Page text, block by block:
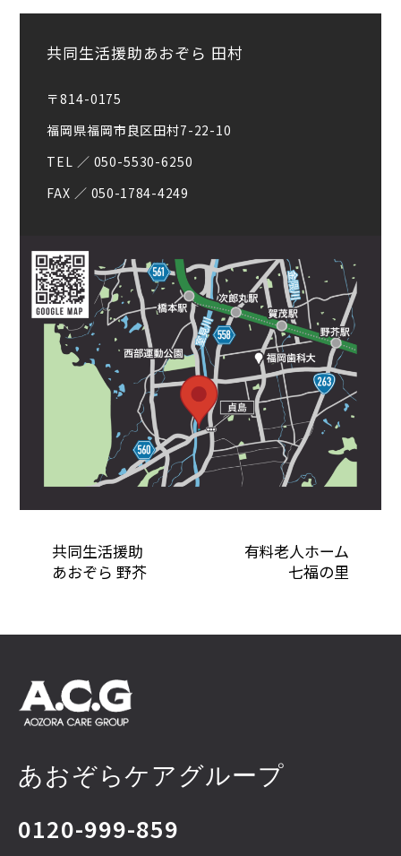
共同生活援助あおぞら 田村
〒814-0175
福岡県福岡市良区田村7-22-10
TEL ／ 050-5530-6250
FAX ／ 050-1784-4249
共同生活援助
あおぞら 野芥
有料老人ホーム
七福の里
あおぞらケアグループ
0120-999-859